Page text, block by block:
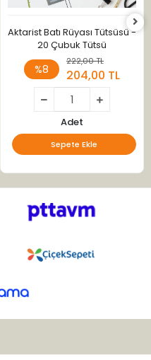
Aktarist Batı Rüyası Tütsüsü -
20 Çubuk Tütsü
%8
222,00 TL
204,00 TL
Adet
Sepete Ekle